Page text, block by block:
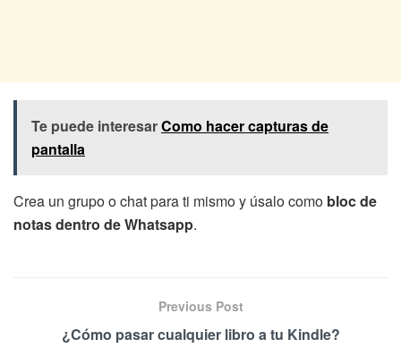
Te puede interesarComo hacer capturas de
pantalla
Crea un grupo o chat para ti mismo y úsalo como bloc de
notas dentro de Whatsapp.
Previous Post
¿Cómo pasar cualquier libro a tu Kindle?